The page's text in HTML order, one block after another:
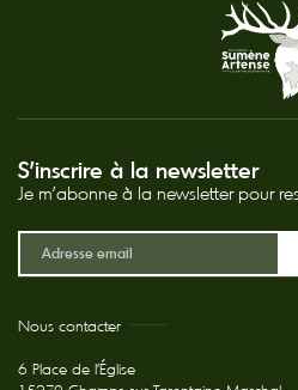
S'inscrire à la newsletter
Je m'abonne à la newsletter pour
Nous contacter
6 Place de l'Église